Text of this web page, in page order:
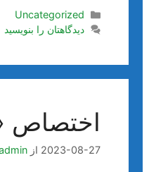
دسته‌ها
Uncategorized
دیدگاهتان را بنویسید
اختصاص
2023-08-27 از